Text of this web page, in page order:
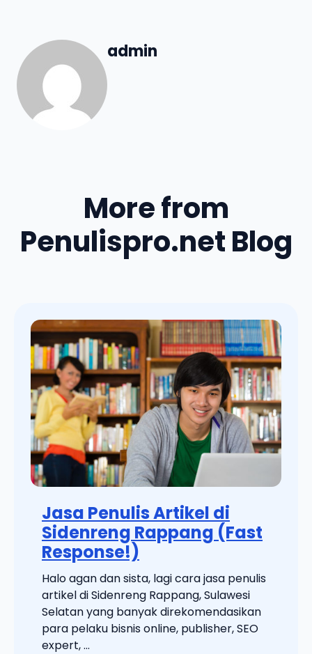
admin
More from
Penulispro.net Blog
Jasa Penulis Artikel di
Sidenreng Rappang (Fast
Response!)
Halo agan dan sista, lagi cara jasa penulis
artikel di Sidenreng Rappang, Sulawesi
Selatan yang banyak direkomendasikan
para pelaku bisnis online, publisher, SEO
expert, ...